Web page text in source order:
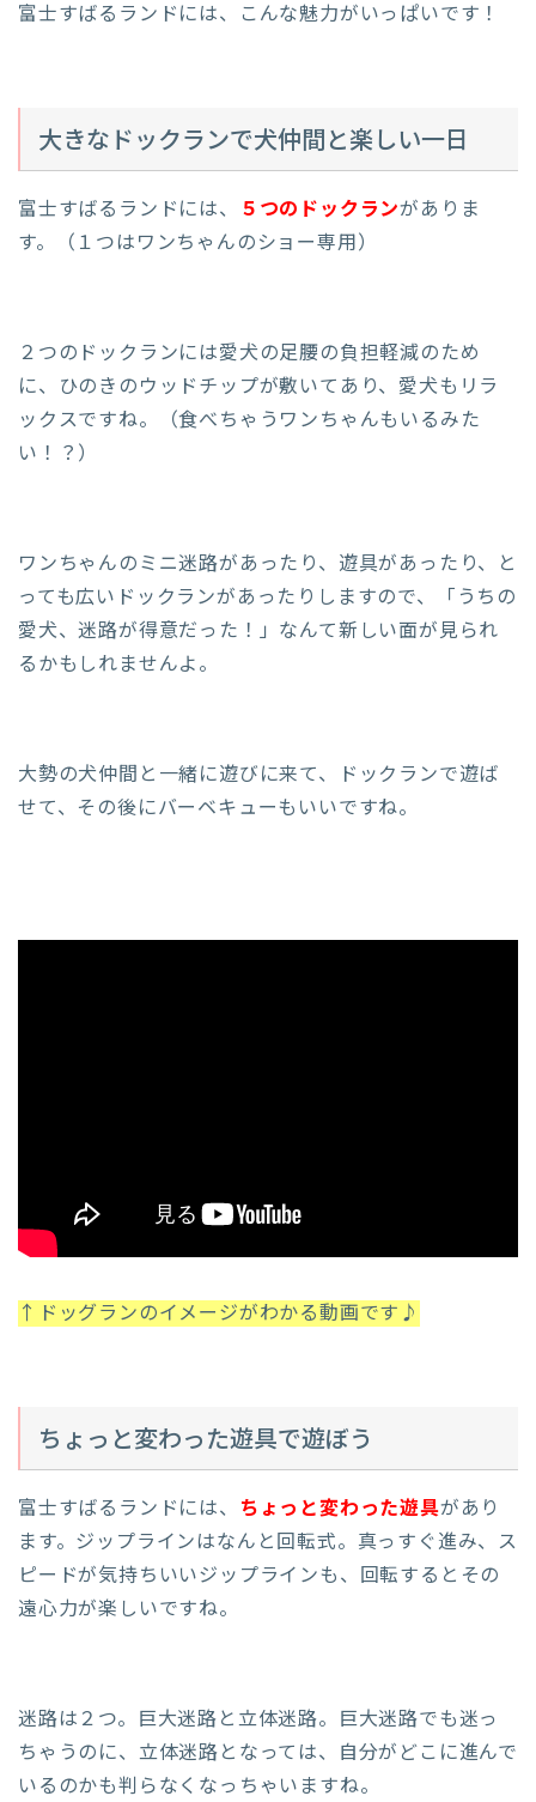
富士すばるランドには、こんな魅力がいっぱいです！
大きなドックランで犬仲間と楽しい一日
富士すばるランドには、 ５つのドックランがありま
す。（１つはワンちゃんのショー専用）
２つのドックランには愛犬の足腰の負担軽減のため
に、ひのきのウッドチップが敷いてあり、愛犬もリラ
ックスですね。（食べちゃうワンちゃんもいるみた
い！？）
ワンちゃんのミニ迷路があったり、遊具があったり、と
っても広いドックランがあったりしますので、「うちの
愛犬、迷路が得意だった！」なんて新しい面が見られ
るかもしれませんよ。
大勢の犬仲間と一緒に遊びに来て、ドックランで遊ば
せて、その後にバーベキューもいいですね。
↑ドッグランのイメージがわかる動画です♪
ちょっと変わった遊具で遊ぼう
富士すばるランドには、 ちょっと変わった遊具があり
ます。ジップラインはなんと回転式。真っすぐ進み、ス
ピードが気持ちいいジップラインも、回転するとその
遠心力が楽しいですね。
迷路は２つ。巨大迷路と立体迷路。巨大迷路でも迷っ
ちゃうのに、立体迷路となっては、自分がどこに進んで
いるのかも判らなくなっちゃいますね。